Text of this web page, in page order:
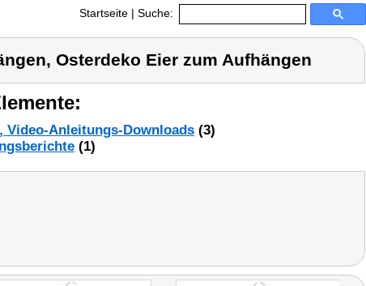
Startseite | Suche:
Osterdeko Eier zum Aufhängen
Video-Anleitungs-Downloads (3)
(1)